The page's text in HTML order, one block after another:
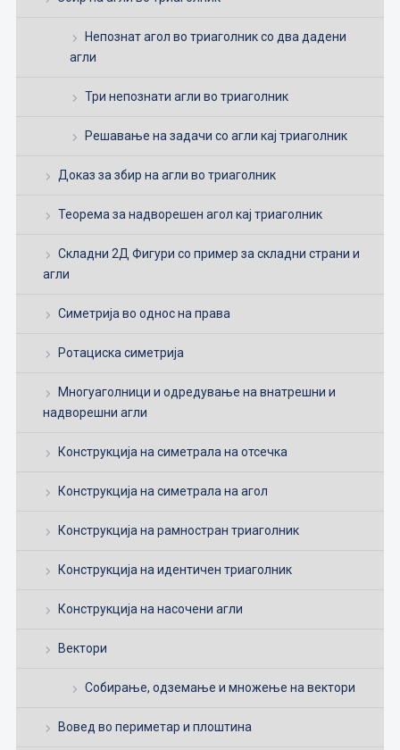
Непознат агол во триаголник со два дадени
агли
Три непознати агли во триаголник
Решавање на задачи со агли кај триаголник
Доказ за збир на агли во триаголник
Теорема за надворешен агол кај триаголник
Складни 2Д Фигури со пример за складни страни и
агли
Симетрија во однос на права
Ротациска симетрија
Многуаголници и одредување на внатрешни и
надворешни агли
Конструкција на симетрала на отсечка
Конструкција на симетрала на агол
Конструкција на рамностран триаголник
Конструкција на идентичен триаголник
Конструкција на насочени агли
Вектори
Собирање, одземање и множење на вектори
Вовед во периметар и плоштина